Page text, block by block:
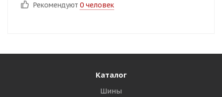
Рекомендуют 0 человек
Каталог
Шины